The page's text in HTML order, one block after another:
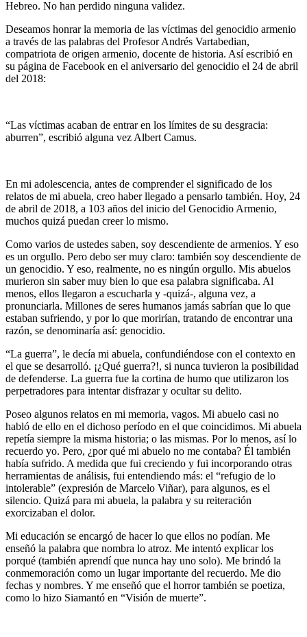
Hebreo. No han perdido ninguna validez.
Deseamos honrar la memoria de las víctimas del genocidio armenio
a través de las palabras del Profesor Andrés Vartabedian,
compatriota de origen armenio, docente de historia. Así escribió en
su página de Facebook en el aniversario del genocidio el 24 de abril
del 2018:
“Las víctimas acaban de entrar en los límites de su desgracia:
aburren”, escribió alguna vez Albert Camus.
En mi adolescencia, antes de comprender el significado de los
relatos de mi abuela, creo haber llegado a pensarlo también. Hoy, 24
de abril de 2018, a 103 años del inicio del Genocidio Armenio,
muchos quizá puedan creer lo mismo.
Como varios de ustedes saben, soy descendiente de armenios. Y eso
es un orgullo. Pero debo ser muy claro: también soy descendiente de
un genocidio. Y eso, realmente, no es ningún orgullo. Mis abuelos
murieron sin saber muy bien lo que esa palabra significaba. Al
menos, ellos llegaron a escucharla y -quizá-, alguna vez, a
pronunciarla. Millones de seres humanos jamás sabrían que lo que
estaban sufriendo, y por lo que morirían, tratando de encontrar una
razón, se denominaría así: genocidio.
“La guerra”, le decía mi abuela, confundiéndose con el contexto en
el que se desarrolló. ¡¿Qué guerra?!, si nunca tuvieron la posibilidad
de defenderse. La guerra fue la cortina de humo que utilizaron los
perpetradores para intentar disfrazar y ocultar su delito.
Poseo algunos relatos en mi memoria, vagos. Mi abuelo casi no
habló de ello en el dichoso período en el que coincidimos. Mi abuela
repetía siempre la misma historia; o las mismas. Por lo menos, así lo
recuerdo yo. Pero, ¿por qué mi abuelo no me contaba? Él también
había sufrido. A medida que fui creciendo y fui incorporando otras
herramientas de análisis, fui entendiendo más: el “refugio de lo
intolerable” (expresión de Marcelo Viñar), para algunos, es el
silencio. Quizá para mi abuela, la palabra y su reiteración
exorcizaban el dolor.
Mi educación se encargó de hacer lo que ellos no podían. Me
enseñó la palabra que nombra lo atroz. Me intentó explicar los
porqué (también aprendí que nunca hay uno solo). Me brindó la
conmemoración como un lugar importante del recuerdo. Me dio
fechas y nombres. Y me enseñó que el horror también se poetiza,
como lo hizo Siamantó en “Visión de muerte”.